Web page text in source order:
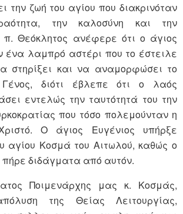
την ζωή του αγίου που διακρινόταν
την καλοσύνη και την
Θεόκλητος ανέφερε ότι ο άγιος
ένα λαμπρό αστέρι που το έστειλε
στηρίξει και να αναμορφώσει το
διότι έβλεπε ότι ο λαός
εντελώς την ταυτότητά του την
που τόσο πολεμούνταν η
Ο άγιος Ευγένιος υπήρξε
αγίου Κοσμά του Αιτωλού, καθώς ο
διδάγματα από αυτόν.
Ποιμενάρχης μας κ. Κοσμάς,
της Θείας Λειτουργίας,